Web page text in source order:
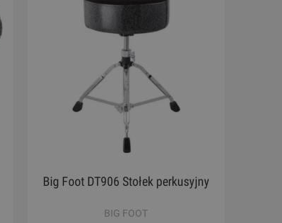
Big Foot DT906 Stołek perkusyjny
BIG FOOT